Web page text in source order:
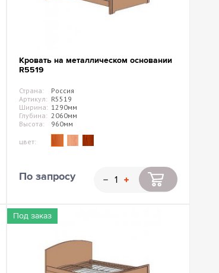
Кровать на металлическом основании
R5519
Страна:
Россия
Артикул: R5519
Ширина: 1290мм
Глубина: 2060мм
Высота:
960мм
цвет:
По запросу
Под заказ